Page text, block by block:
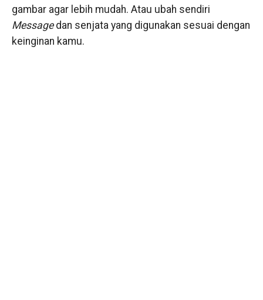
gambar agar lebih mudah. Atau ubah sendiri
Messagedan senjata yang digunakan sesuai dengan
keinginan kamu.